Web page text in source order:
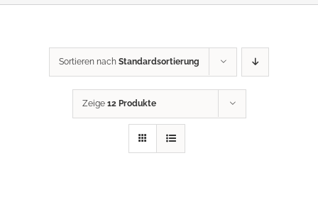
Sortieren nach Standardsortierung
Zeige 12 Produkte